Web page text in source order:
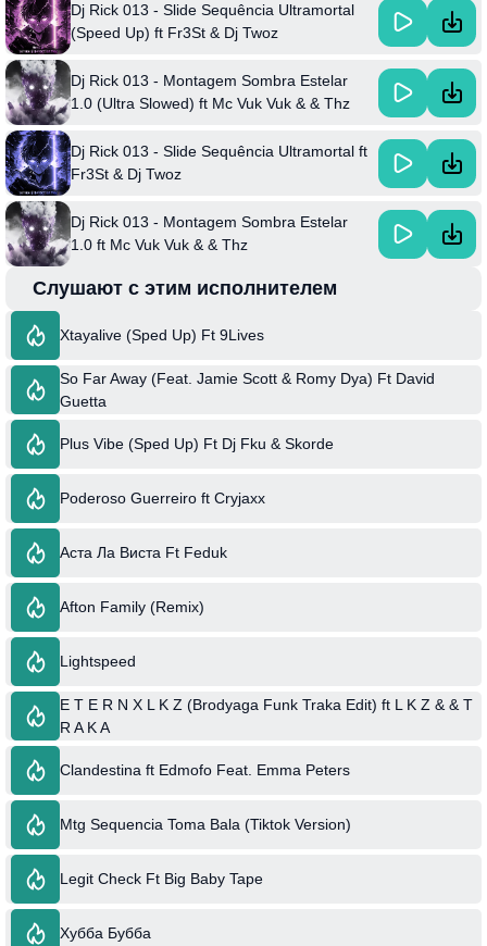
Dj Rick 013 - Slide Sequência Ultramortal
(Speed Up) ft Fr3St & Dj Twoz
Dj Rick 013 - Montagem Sombra Estelar
1.0 (Ultra Slowed) ft Mc Vuk Vuk & & Thz
Dj Rick 013 - Slide Sequência Ultramortal ft
Fr3St & Dj Twoz
Dj Rick 013 - Montagem Sombra Estelar
1.0 ft Mc Vuk Vuk & & Thz
Слушают с этим исполнителем
Xtayalive (Sped Up) Ft 9Lives
So Far Away (Feat. Jamie Scott & Romy Dya) Ft David
Guetta
Plus Vibe (Sped Up) Ft Dj Fku & Skorde
Poderoso Guerreiro ft Cryjaxx
Аста Ла Виста Ft Feduk
Afton Family (Remix)
Lightspeed
E T E R N X L K Z (Brodyaga Funk Traka Edit) ft L K Z & & T
R A K A
Clandestina ft Edmofo Feat. Emma Peters
Mtg Sequencia Toma Bala (Tiktok Version)
Legit Check Ft Big Baby Tape
Хубба Бубба